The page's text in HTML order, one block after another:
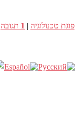
פוגת טכנולוגיה |
1 תגובה